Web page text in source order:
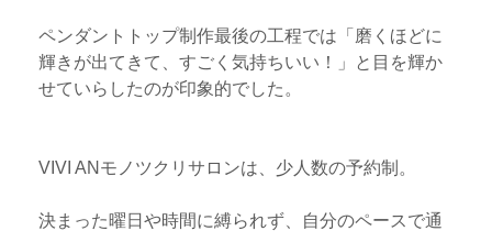
ペンダントトップ制作最後の工程では「磨くほどに
輝きが出てきて、すごく気持ちいい！」と目を輝か
せていらしたのが印象的でした。
VIVI ANモノツクリサロンは、少人数の予約制。
決まった曜日や時間に縛られず、自分のペースで通